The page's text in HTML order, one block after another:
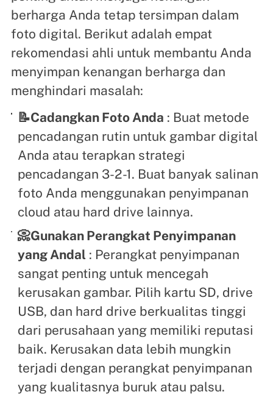
berharga Anda tetap tersimpan dalam
foto digital. Berikut adalah empat
rekomendasi ahli untuk membantu Anda
menyimpan kenangan berharga dan
menghindari masalah:
📝Cadangkan Foto Anda : Buat metode
pencadangan rutin untuk gambar digital
Anda atau terapkan strategi
pencadangan 3-2-1. Buat banyak salinan
foto Anda menggunakan penyimpanan
cloud atau hard drive lainnya.
📀Gunakan Perangkat Penyimpanan
yang Andal : Perangkat penyimpanan
sangat penting untuk mencegah
kerusakan gambar. Pilih kartu SD, drive
USB, dan hard drive berkualitas tinggi
dari perusahaan yang memiliki reputasi
baik. Kerusakan data lebih mungkin
terjadi dengan perangkat penyimpanan
yang kualitasnya buruk atau palsu.